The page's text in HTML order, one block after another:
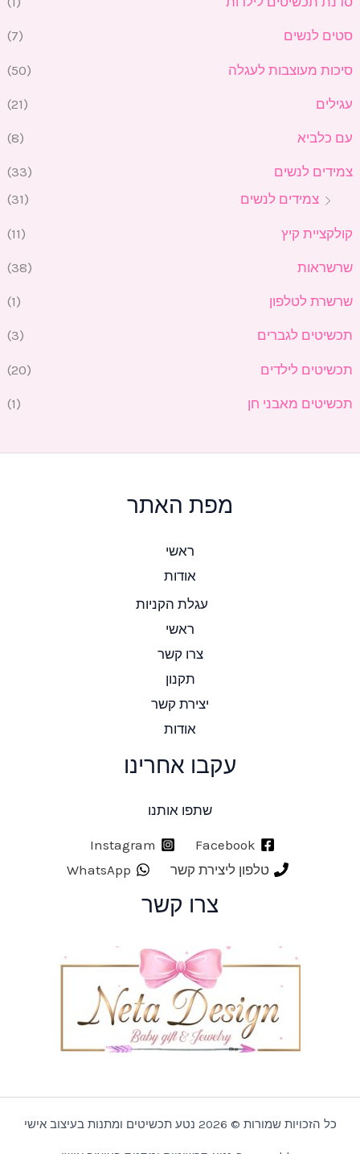
סטים לנשים (7)
סיכות מעוצבות לעגלה (50)
עגילים (21)
עם כלביא (8)
צמידים לנשים
(33)
צמידים לנשים
(31)
קולקציית קיץ (11)
שרשראות (38)
שרשרת לטלפון (1)
תכשיטים לגברים (3)
תכשיטים לילדים (20)
תכשיטים מאבני חן (1)
מפת האתר
ראשי
אודות
עגלת הקניות
ראשי
צרו קשר
תקנון
יצירת קשר
אודות
עקבו אחרינו
שתפו אותנו
Facebook
Instagram
טלפון ליצירת קשר
WhatsApp
צרו קשר
כל הזכויות שמורות © 2026 נטע תכשיטים ומתנות בעיצוב אישי